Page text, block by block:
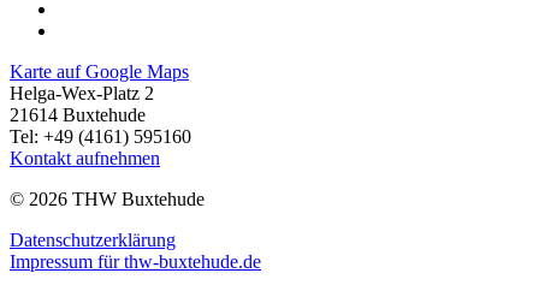
Karte auf Google Maps
Helga-Wex-Platz 2
21614 Buxtehude
Tel: +49 (4161) 595160
Kontakt aufnehmen
© 2026 THW Buxtehude
Datenschutzerklärung
Impressum für thw-buxtehude.de